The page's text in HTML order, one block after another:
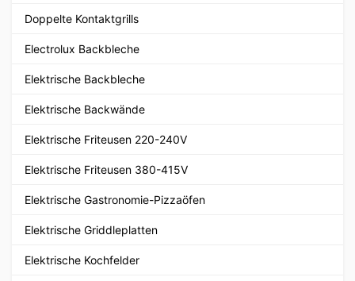
Doppelte Kontaktgrills
Electrolux Backbleche
Elektrische Backbleche
Elektrische Backwände
Elektrische Friteusen 220-240V
Elektrische Friteusen 380-415V
Elektrische Gastronomie-Pizzaöfen
Elektrische Griddleplatten
Elektrische Kochfelder